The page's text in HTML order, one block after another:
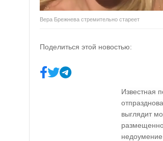
Вера Брежнева стремительно стареет
Поделиться этой новостью:
Известная
выглядит